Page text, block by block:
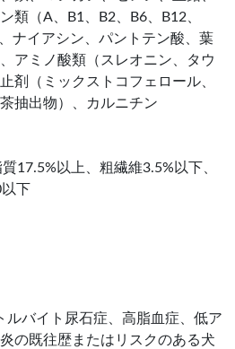
類（A、B1、B2、B6、B12、
ナイアシン、パントテン酸、葉
アミノ酸類（スレオニン、タウ
剤（ミックストコフェロール、
抽出物）、カルニチン
17.5%以上、粗繊維3.5%以下、
下
ルバイト尿石症、高脂血症、低ア
の既往歴またはリスクのある犬